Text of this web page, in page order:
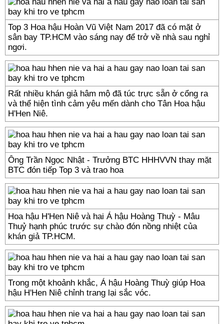
Top 3 Hoa hậu Hoàn Vũ Việt Nam 2017 đã có mặt ở
sân bay TP.HCM vào sáng nay để trở về nhà sau nghỉ
ngơi.
Rất nhiều khán giả hâm mộ đã túc trực sẵn ở cổng ra
và thể hiện tình cảm yêu mến dành cho Tân Hoa hậu
H'Hen Niê.
Ông Trần Ngọc Nhật - Trưởng BTC HHHVVN thay mặt
BTC đón tiếp Top 3 và trao hoa
Hoa hậu H'Hen Niê và hai Á hậu Hoàng Thuỳ - Mâu
Thuỷ hạnh phúc trước sự chào đón nồng nhiệt của
khán giả TP.HCM.
Trong một khoảnh khắc, Á hậu Hoàng Thuỳ giúp Hoa
hậu H'Hen Niê chỉnh trang lại sắc vóc.